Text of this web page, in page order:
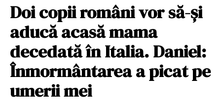
Doi copii români vor să-și
aducă acasă mama
decedată în Italia. Daniel:
Înmormântarea a picat pe
umerii mei